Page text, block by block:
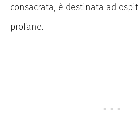
consacrata, è destinata ad
profane.